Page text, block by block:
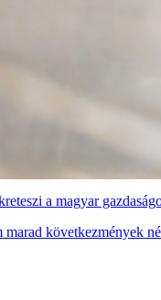
a magyar
következmények